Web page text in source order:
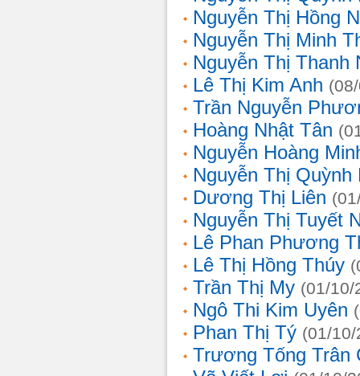
Nguyễn Thị Hồng
Nguyễn Thị Minh
Nguyễn Thị Thanh
Lê Thị Kim Anh
Trần Nguyễn
Hoàng Nhật Tân
Nguyễn Hoàng
Nguyễn Thị Quỳnh
Dương Thị Liên
Nguyễn Thị Tuyết
Lê Phan Phương
Lê Thị Hồng Thúy
Trần Thị My (01/10/
Ngô Thi Kim Uyên
Phan Thị Tý (01/
Trương Tống Trân